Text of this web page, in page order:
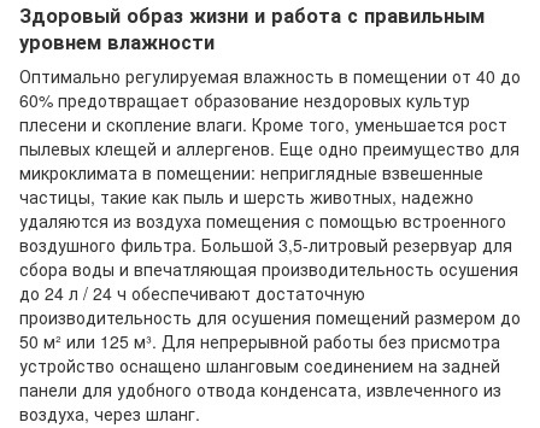
Здоровый образ жизни и работа с правильным
уровнем влажности
Оптимально регулируемая влажность в помещении от 40 до
60% предотвращает образование нездоровых культур
плесени и скопление влаги. Кроме того, уменьшается рост
пылевых клещей и аллергенов. Еще одно преимущество для
микроклимата в помещении: неприглядные взвешенные
частицы, такие как пыль и шерсть животных, надежно
удаляются из воздуха помещения с помощью встроенного
воздушного фильтра. Большой 3,5-литровый резервуар для
сбора воды и впечатляющая производительность осушения
до 24 л / 24 ч обеспечивают достаточную
производительность для осушения помещений размером до
50 м² или 125 м³. Для непрерывной работы без присмотра
устройство оснащено шланговым соединением на задней
панели для удобного отвода конденсата, извлеченного из
воздуха, через шланг.